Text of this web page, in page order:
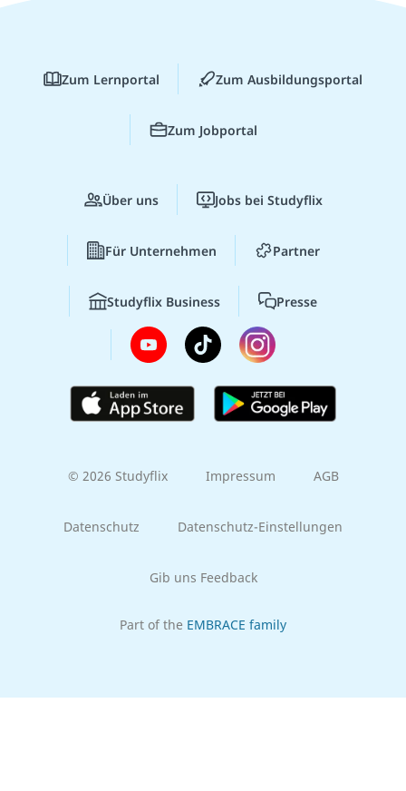
Zum Lernportal Zum Ausbildungsportal
Zum Jobportal
Über uns Jobs bei Studyflix
Für Unternehmen Partner
Studyflix Business Presse
© 2026 Studyflix Impressum AGB
Datenschutz Datenschutz-Einstellungen
Gib uns Feedback
Part of the EMBRACE family